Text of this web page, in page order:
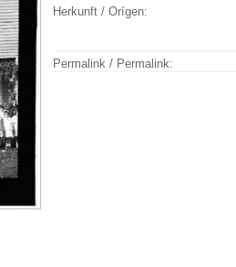
Herkunft / Orígen:
Permalink / Permalink: